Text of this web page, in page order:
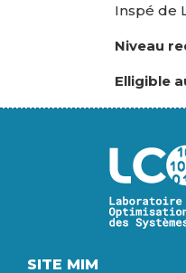
Inspé de
Niveau
Elligible
SITE MIM